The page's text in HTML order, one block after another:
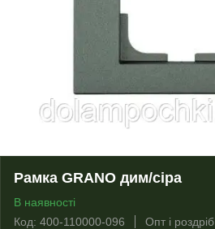
Рамка GRANO дим/сіра
В наявності
Код: 400-110000-096
Опт і роздріб